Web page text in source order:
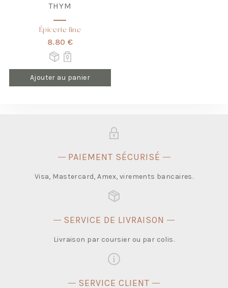
THYM
Épicerie fine
8.80 €
Ajouter au panier
PAIEMENT SÉCURISÉ
Visa, Mastercard, Amex, virements bancaires.
SERVICE DE LIVRAISON
Livraison par coursier ou par colis.
SERVICE CLIENT